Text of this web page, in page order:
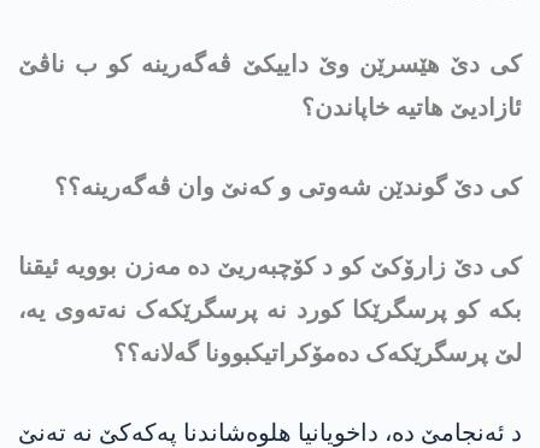
کی دێ هێسرێن وێ داییكێ ڤەگەرینە کو ب ناڤێ
ئازادیێ هاتیە خاپاندن؟
کی دێ گوندێن شەوتی و کەنێ وان ڤەگەرینە؟؟
کی دێ زارۆکێ کو د کۆچبەریێ دە مەزن بوویە ئیقنا
بکە کو پرسگرێکا کورد نە پرسگرێکەک نەتەوی یە،
لێ پرسگرێکەک دەمۆکراتیکبوونا گەلانە؟؟
د ئەنجامێ دە، داخویانیا هلوەشاندنا په‌كه‌كێ نە تەنێ